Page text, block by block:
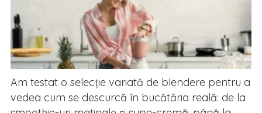
Am testat o selecție variată de blendere pentru a
vedea cum se descurcă în bucătăria reală: de la